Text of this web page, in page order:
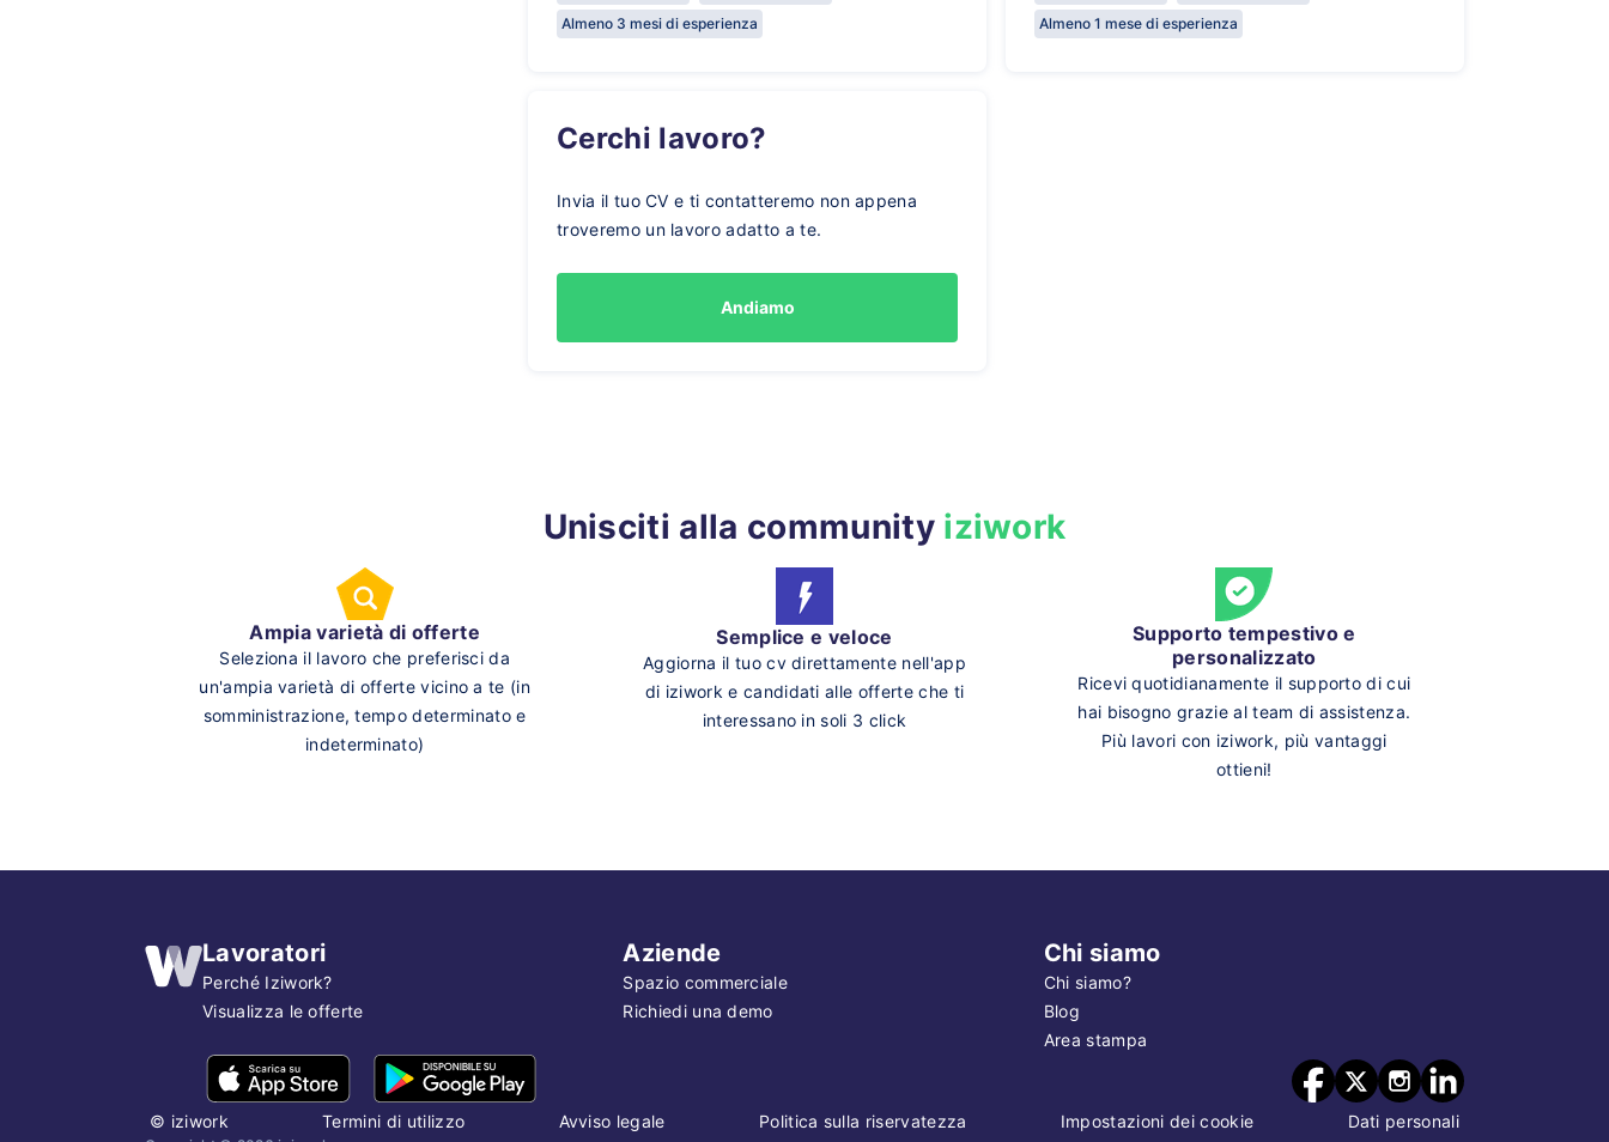
Almeno 3 mesi di esperienza
Almeno 1 mese di esperienza
Cerchi lavoro?
Invia il tuo CV e ti contatteremo non appena
troveremo un lavoro adatto a te.
Andiamo
Unisciti alla community iziwork
Ampia varietà di offerte
Seleziona il lavoro che preferisci da
un'ampia varietà di offerte vicino a te (in
somministrazione, tempo determinato e
indeterminato)
Semplice e veloce
Aggiorna il tuo cv direttamente nell'app
di iziwork e candidati alle offerte che ti
interessano in soli 3 click
Supporto tempestivo e
personalizzato
Ricevi quotidianamente il supporto di cui
hai bisogno grazie al team di assistenza.
Più lavori con iziwork, più vantaggi
ottieni!
Lavoratori
Perché Iziwork?
Visualizza le offerte
Aziende
Spazio commerciale
Richiedi una demo
Chi siamo
Chi siamo?
Blog
Area stampa
© iziwork Termini di utilizzo Avviso legale Politica sulla riservatezza Impostazioni dei cookie Dati personali